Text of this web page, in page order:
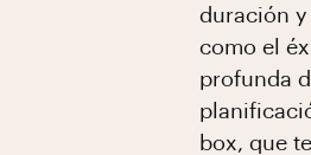
duración y
como el
profunda
box, que